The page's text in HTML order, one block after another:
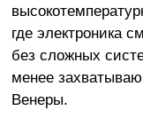
где электроника
без сложных
менее
Венеры.